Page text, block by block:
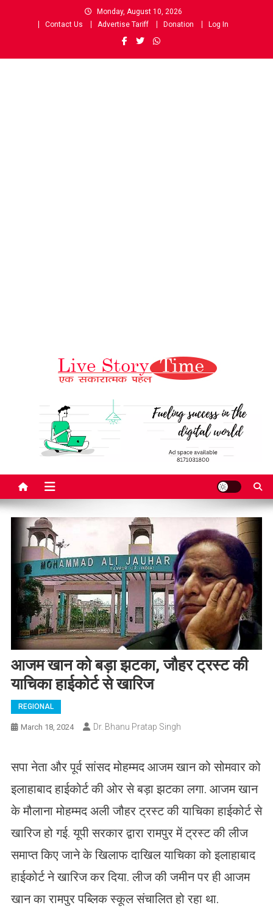
Monday, August 10, 2026
Contact Us
Advertise Tariff Donation Log In
Live Story Time
आजम खान को बड़ा झटका, जौहर ट्रस्ट की
याचिका हाईकोर्ट से खारिज
REGIONAL
March 18, 2024 Dr. Bhanu Pratap Singh
सपा नेता और पूर्व सांसद मोहम्मद आजम खान को सोमवार को
इलाहाबाद हाईकोर्ट की ओर से बड़ा झटका लगा. आजम खान
के मौलाना मोहम्मद अली जौहर ट्रस्ट की याचिका हाईकोर्ट से
खारिज हो गई. यूपी सरकार द्वारा रामपुर में ट्रस्ट की लीज
समाप्त किए जाने के खिलाफ दाखिल याचिका को इलाहाबाद
हाईकोर्ट ने खारिज कर दिया. लीज की जमीन पर ही आजम
खान का रामपुर पब्लिक स्कूल संचालित हो रहा था.